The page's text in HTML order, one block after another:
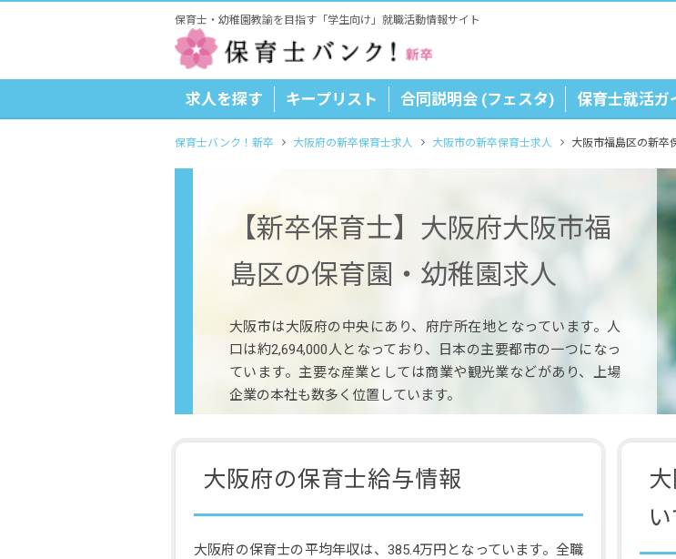
保育士・幼稚園教諭を目指す「学生向け」就職活動情報サイト
求人を探す キープリスト 合同説明会 (フェスタ) 保育士就活ガ
保育士バンク！新卒 大阪府の新卒保育士求人 大阪市の新卒保育士求人 大阪市福島区の新卒
【新卒保育士】大阪府大阪市福
島区の保育園・幼稚園求人
大阪市は大阪府の中央にあり、府庁所在地となっています。人
口は約2,694,000人となっており、日本の主要都市の一つになっ
ています。主要な産業としては商業や観光業などがあり、上場
企業の本社も数多く位置しています。
大阪府の保育士給与情報
大阪府の保育士の平均年収は、385.4万円となっています。全職